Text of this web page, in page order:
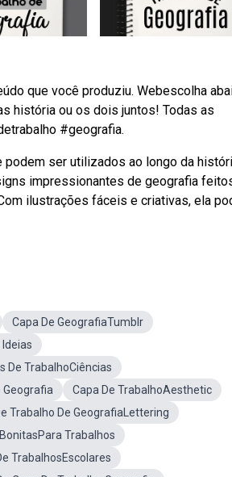
que você produziu. Webescolha
história ou os dois juntos! Todas as
#geografia.
podem ser utilizados ao longo da
impressionantes de geografia
ilustrações fáceis e criativas, ela
Capa De GeografiaTumblr
De TrabalhoCiências
Geografia
Capa De TrabalhoAesthetic
Trabalho De GeografiaLettering
Trabalhos
TrabalhosEscolares